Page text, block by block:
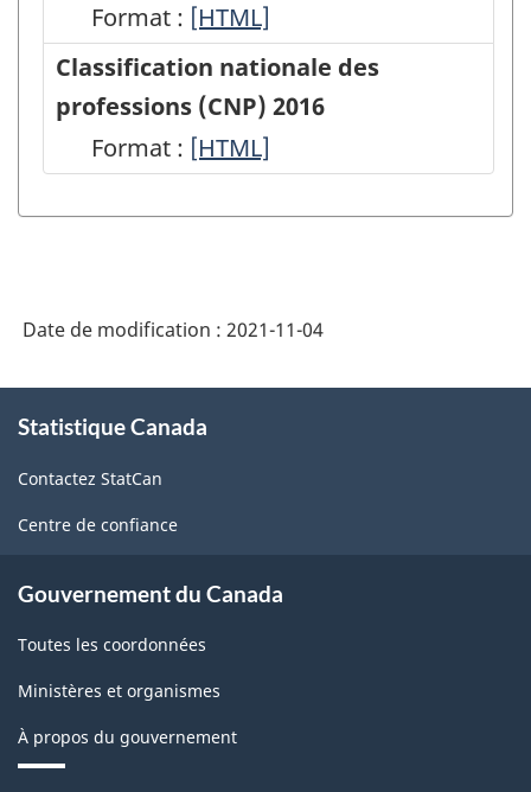
Format : Le
Système
de
classification
des
industries
du
[HTML]
Classification nationale des
professions (CNP) 2016
Format : Classification
des
2016
-
HTML
[HTML]
Date de modification : 2021-11-04
propos
ce
site
Statistique Canada
Contactez StatCan
Centre de confiance
Gouvernement du Canada
Toutes les coordonnées
Ministères et organismes
À propos du gouvernement